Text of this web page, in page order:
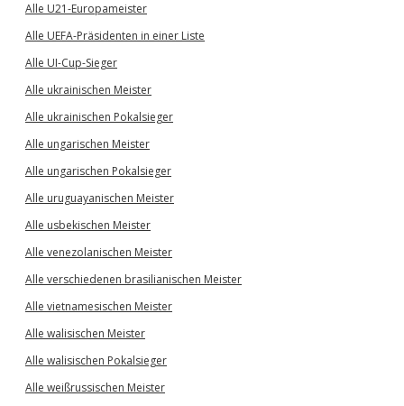
Alle U21-Europameister
Alle UEFA-Präsidenten in einer Liste
Alle UI-Cup-Sieger
Alle ukrainischen Meister
Alle ukrainischen Pokalsieger
Alle ungarischen Meister
Alle ungarischen Pokalsieger
Alle uruguayanischen Meister
Alle usbekischen Meister
Alle venezolanischen Meister
Alle verschiedenen brasilianischen Meister
Alle vietnamesischen Meister
Alle walisischen Meister
Alle walisischen Pokalsieger
Alle weißrussischen Meister